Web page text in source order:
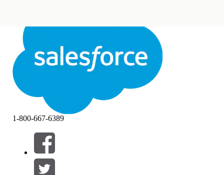
StängStäng
Filter (0)
VÄLJ FILTER
1-800-667-6389